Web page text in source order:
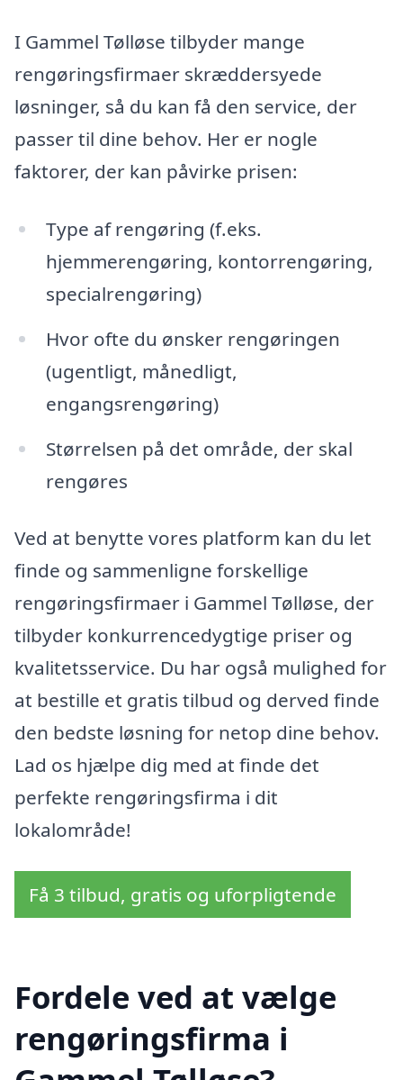
I Gammel Tølløse tilbyder mange
rengøringsfirmaer skræddersyede
løsninger, så du kan få den service, der
passer til dine behov. Her er nogle
faktorer, der kan påvirke prisen:
Type af rengøring (f.eks.
hjemmerengøring, kontorrengøring,
specialrengøring)
Hvor ofte du ønsker rengøringen
(ugentligt, månedligt,
engangsrengøring)
Størrelsen på det område, der skal
rengøres
Ved at benytte vores platform kan du let
finde og sammenligne forskellige
rengøringsfirmaer i Gammel Tølløse, der
tilbyder konkurrencedygtige priser og
kvalitetsservice. Du har også mulighed for
at bestille et gratis tilbud og derved finde
den bedste løsning for netop dine behov.
Lad os hjælpe dig med at finde det
perfekte rengøringsfirma i dit
lokalområde!
Få 3 tilbud, gratis og uforpligtende
Fordele ved at vælge
rengøringsfirma i